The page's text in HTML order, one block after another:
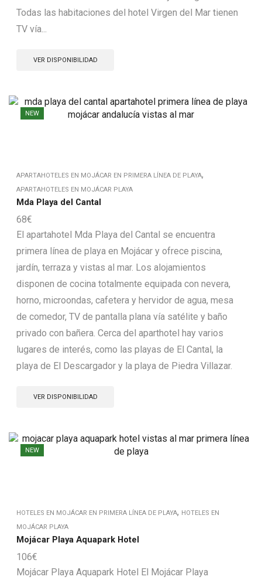
Todas las habitaciones del hotel Virgen del Mar tienen
TV vía...
VER DISPONIBILIDAD
NEW
APARTAHOTELES EN MOJÁCAR EN PRIMERA LÍNEA DE PLAYA,
APARTAHOTELES EN MOJÁCAR PLAYA
Mda Playa del Cantal
68€
El apartahotel Mda Playa del Cantal se encuentra
primera línea de playa en Mojácar y ofrece piscina,
jardín, terraza y vistas al mar. Los alojamientos
disponen de cocina totalmente equipada con nevera,
horno, microondas, cafetera y hervidor de agua, mesa
de comedor, TV de pantalla plana vía satélite y baño
privado con bañera. Cerca del aparthotel hay varios
lugares de interés, como las playas de El Cantal, la
playa de El Descargador y la playa de Piedra Villazar.
VER DISPONIBILIDAD
NEW
HOTELES EN MOJÁCAR EN PRIMERA LÍNEA DE PLAYA, HOTELES EN
MOJÁCAR PLAYA
Mojácar Playa Aquapark Hotel
106€
Mojácar Playa Aquapark Hotel El Mojácar Playa